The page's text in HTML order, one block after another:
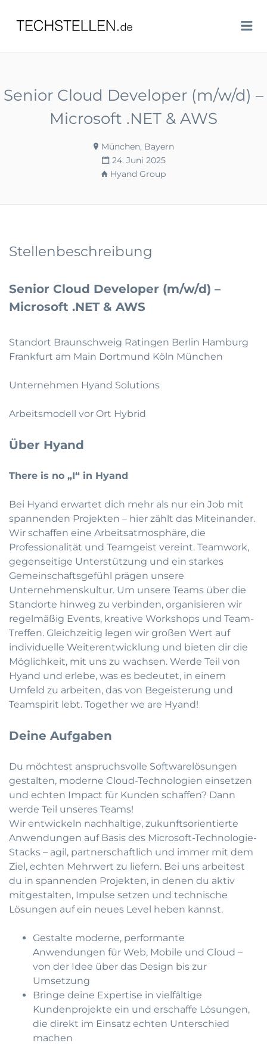
TECHSTELLEN.DE
Senior Cloud Developer (m/w/d) –
Microsoft .NET & AWS
München, Bayern
24. Juni 2025
Hyand Group
Stellenbeschreibung
Senior Cloud Developer (m/w/d) –
Microsoft .NET & AWS
Standort Braunschweig Ratingen Berlin Hamburg
Frankfurt am Main Dortmund Köln München
Unternehmen Hyand Solutions
Arbeitsmodell vor Ort Hybrid
Über Hyand
There is no „I“ in Hyand
Bei Hyand erwartet dich mehr als nur ein Job mit
spannenden Projekten – hier zählt das Miteinander.
Wir schaffen eine Arbeitsatmosphäre, die
Professionalität und Teamgeist vereint. Teamwork,
gegenseitige Unterstützung und ein starkes
Gemeinschaftsgefühl prägen unsere
Unternehmenskultur. Um unsere Teams über die
Standorte hinweg zu verbinden, organisieren wir
regelmäßig Events, kreative Workshops und Team-
Treffen. Gleichzeitig legen wir großen Wert auf
individuelle Weiterentwicklung und bieten dir die
Möglichkeit, mit uns zu wachsen. Werde Teil von
Hyand und erlebe, was es bedeutet, in einem
Umfeld zu arbeiten, das von Begeisterung und
Teamspirit lebt. Together we are Hyand!
Deine Aufgaben
Du möchtest anspruchsvolle Softwarelösungen
gestalten, moderne Cloud-Technologien einsetzen
und echten Impact für Kunden schaffen? Dann
werde Teil unseres Teams!
Wir entwickeln nachhaltige, zukunftsorientierte
Anwendungen auf Basis des Microsoft-Technologie-
Stacks – agil, partnerschaftlich und immer mit dem
Ziel, echten Mehrwert zu liefern. Bei uns arbeitest
du in spannenden Projekten, in denen du aktiv
mitgestalten, Impulse setzen und technische
Lösungen auf ein neues Level heben kannst.
Gestalte moderne, performante
Anwendungen für Web, Mobile und Cloud –
von der Idee über das Design bis zur
Umsetzung
Bringe deine Expertise in vielfältige
Kundenprojekte ein und erschaffe Lösungen,
die direkt im Einsatz echten Unterschied
machen